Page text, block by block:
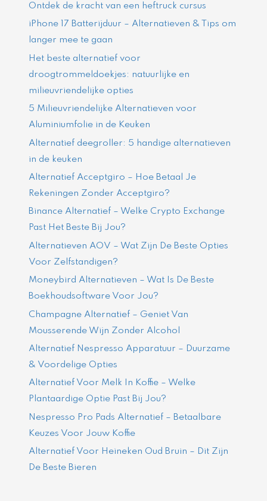
Ontdek de kracht van een heftruck cursus
iPhone 17 Batterijduur – Alternatieven & Tips om
langer mee te gaan
Het beste alternatief voor
droogtrommeldoekjes: natuurlijke en
milieuvriendelijke opties
5 Milieuvriendelijke Alternatieven voor
Aluminiumfolie in de Keuken
Alternatief deegroller: 5 handige alternatieven
in de keuken
Alternatief Acceptgiro – Hoe Betaal Je
Rekeningen Zonder Acceptgiro?
Binance Alternatief – Welke Crypto Exchange
Past Het Beste Bij Jou?
Alternatieven AOV – Wat Zijn De Beste Opties
Voor Zelfstandigen?
Moneybird Alternatieven – Wat Is De Beste
Boekhoudsoftware Voor Jou?
Champagne Alternatief – Geniet Van
Mousserende Wijn Zonder Alcohol
Alternatief Nespresso Apparatuur – Duurzame
& Voordelige Opties
Alternatief Voor Melk In Koffie – Welke
Plantaardige Optie Past Bij Jou?
Nespresso Pro Pads Alternatief – Betaalbare
Keuzes Voor Jouw Koffie
Alternatief Voor Heineken Oud Bruin – Dit Zijn
De Beste Bieren